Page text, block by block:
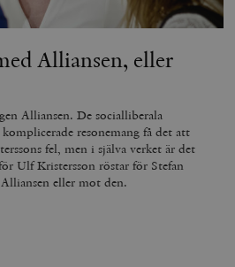
Alliansen, eller
Alliansen. De socialliberala
resonemang få det att
fel, men i själva verket är det
Ulf Kristersson röstar för Stefan
eller mot den.